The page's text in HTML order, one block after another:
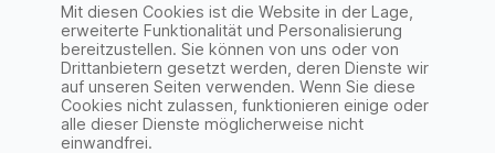
Mit diesen Cookies ist die Website in der Lage,
erweiterte Funktionalität und Personalisierung
bereitzustellen. Sie können von uns oder von
Drittanbietern gesetzt werden, deren Dienste wir
auf unseren Seiten verwenden. Wenn Sie diese
Cookies nicht zulassen, funktionieren einige oder
alle dieser Dienste möglicherweise nicht
einwandfrei.